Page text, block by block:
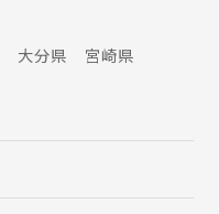
大分県
宮崎県